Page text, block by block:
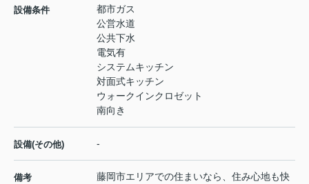
設備条件
都市ガス
公営水道
公共下水
電気有
システムキッチン
対面式キッチン
ウォークインクロゼット
南向き
設備(その他) -
備考
藤岡市エリアでの住まいなら、住み心地も快